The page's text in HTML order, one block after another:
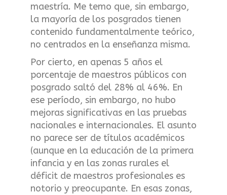
maestría. Me temo que, sin embargo,
la mayoría de los posgrados tienen
contenido fundamentalmente teórico,
no centrados en la enseñanza misma.
Por cierto, en apenas 5 años el
porcentaje de maestros públicos con
posgrado saltó del 28% al 46%. En
ese período, sin embargo, no hubo
mejoras significativas en las pruebas
nacionales e internacionales. El asunto
no parece ser de títulos académicos
(aunque en la educación de la primera
infancia y en las zonas rurales el
déficit de maestros profesionales es
notorio y preocupante. En esas zonas,